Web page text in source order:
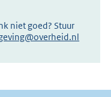
niet goed? Stuur